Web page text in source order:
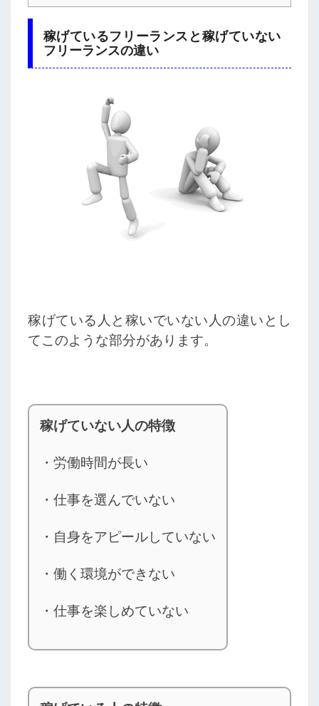
稼げているフリーランスと稼げていない
フリーランスの違い
稼げている人と稼いでいない人の違いとし
てこのような部分があります。
稼げていない人の特徴
・労働時間が長い
・仕事を選んでいない
・自身をアピールしていない
・働く環境ができない
・仕事を楽しめていない